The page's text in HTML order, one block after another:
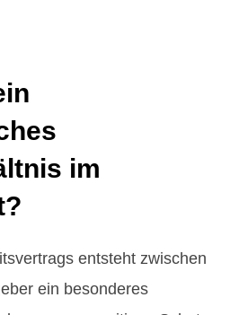
im
entsteht zwischen
ein besonderes